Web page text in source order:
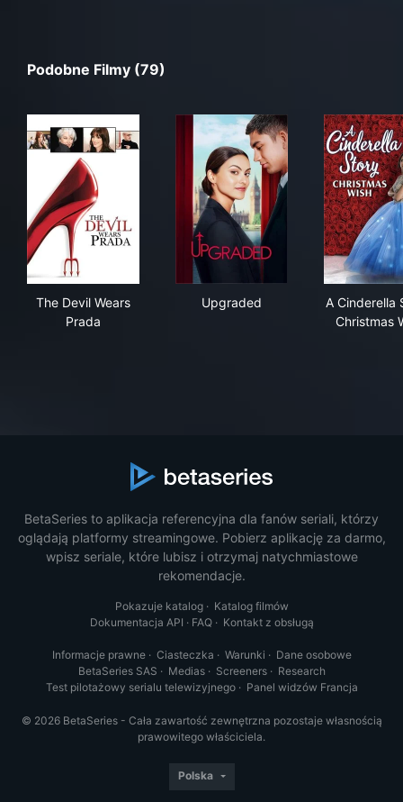
Podobne Filmy (79)
The Devil Wears
Prada
Upgraded
A Cinderella
Christmas
BetaSeries to aplikacja referencyjna dla fanów seriali, którzy
oglądają platformy streamingowe. Pobierz aplikację za darmo,
wpisz seriale, które lubisz i otrzymaj natychmiastowe
rekomendacje.
Pokazuje katalog· Katalog filmów
Dokumentacja API · FAQ· Kontakt z obsługą
Informacje prawne· Ciasteczka · Warunki · Dane osobowe
BetaSeries SAS · Medias· Screeners· Research
Test pilotażowy serialu telewizyjnego· Panel widzów Francja
© 2026 BetaSeries - Cała zawartość zewnętrzna pozostaje własnością
prawowitego właściciela.
Polska